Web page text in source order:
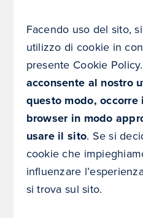
Facendo uso del sito,
utilizzo di cookie in
presente Cookie
acconsente al nostro
questo modo,
browser in modo
usare il sito. Se si
cookie che
influenzare
si trova sul sito.